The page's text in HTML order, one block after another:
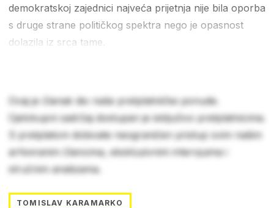
demokratskoj zajednici najveća prijetnja nije bila oporba
s druge strane političkog spektra nego je opasnost
dolazila iz srca tame.
Ovaj je članak dio naše pretplatničke ponude.
Cjelokupni sadržaj dostupan je isključivo pretplatnicima.
S pretplatom dobivate neograničen pristup svim našim
arhiviranim člancima, ekskluzivnim intervjuima i
stručnim analizama.
TOMISLAV KARAMARKO